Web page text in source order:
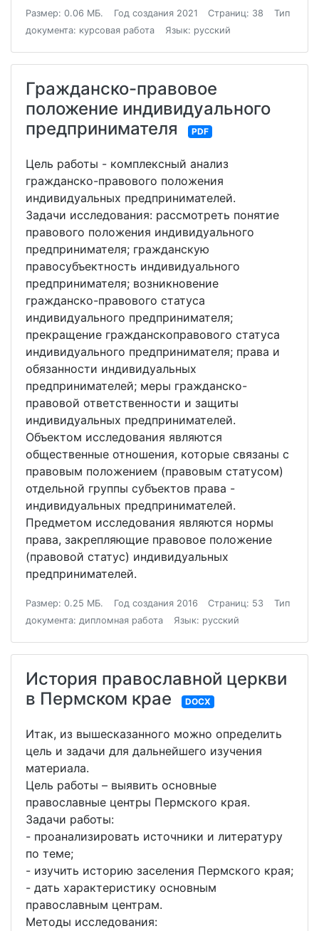
Размер: 0.06 МБ. Год создания 2021 Страниц: 38
Тип
документа: курсовая работа
Язык: русский
Гражданско-правовое
положение индивидуального
предпринимателя
PDF
Цель работы - комплексный анализ
гражданско-правового положения
индивидуальных предпринимателей.
Задачи исследования: рассмотреть понятие
правового положения индивидуального
предпринимателя; гражданскую
правосубъектность индивидуального
предпринимателя; возникновение
гражданско-правового статуса
индивидуального предпринимателя;
прекращение гражданскоправового статуса
индивидуального предпринимателя; права и
обязанности индивидуальных
предпринимателей; меры гражданско-
правовой ответственности и защиты
индивидуальных предпринимателей.
Объектом исследования являются
общественные отношения, которые связаны с
правовым положением (правовым статусом)
отдельной группы субъектов права -
индивидуальных предпринимателей.
Предметом исследования являются нормы
права, закрепляющие правовое положение
(правовой статус) индивидуальных
предпринимателей.
Размер: 0.25 МБ. Год создания 2016 Страниц: 53
Тип
документа: дипломная работа
Язык: русский
История православной церкви
в Пермском крае
DOCX
Итак, из вышесказанного можно определить
цель и задачи для дальнейшего изучения
материала.
Цель работы – выявить основные
православные центры Пермского края.
Задачи работы:
- проанализировать источники и литературу
по теме;
- изучить историю заселения Пермского края;
- дать характеристику основным
православным центрам.
Методы исследования: